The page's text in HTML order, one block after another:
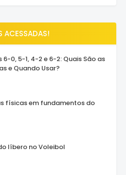
ACESSADAS!
6-0, 5-1, 4-2 e 6-2: Quais São as
e Quando Usar?
físicas em fundamentos do
líbero no Voleibol